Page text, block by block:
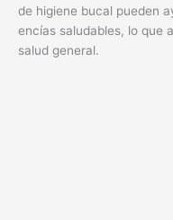
de higiene bucal pueden
encías saludables, lo que
salud general.